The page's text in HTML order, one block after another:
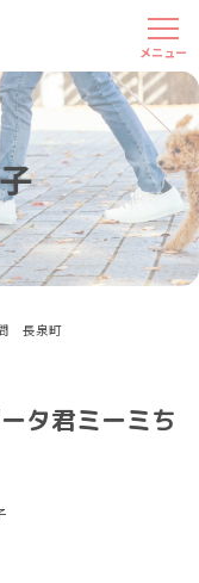
長泉町
タ君ミーミち